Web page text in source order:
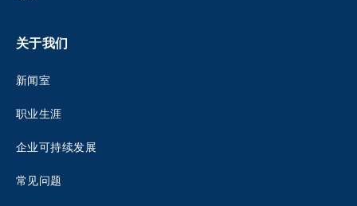
关于我们
新闻室
职业生涯
企业可持续发展
常见问题